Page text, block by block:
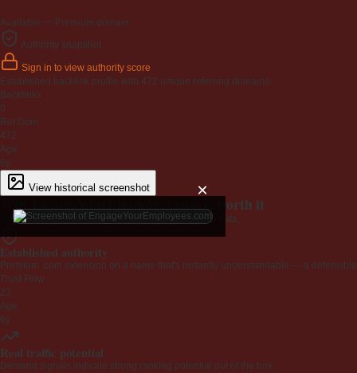
Available — Premium domain
Authority snapshot
Sign in to view authority score
Established backlink profile with 472 unique referring domains.
Backlinks
0
Ref Dom
472
Age
6y
View historical screenshot ×
Why EngageYourEmployees.com is worth it
Every claim below is backed by verified third-party data.
Established authority
Premium .com extension on a name that's instantly understandable — a
Trust Flow
23
Age
6y
Real traffic potential
Demand signals indicate strong ranking potential out of the box.